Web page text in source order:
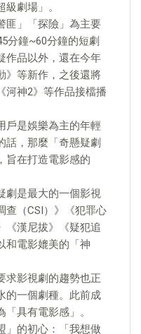
劇場」。
匪」「探險」為主要
分鐘~60分鐘的短劇
作品以外，還在今年
》等新作，之後還將
河神2》等作品接檔播
戶是娛樂為主的年輕
話，那麼「奇懸疑劇
旨在打造電影感的
劇是最大的一個影視
查（CSI）》《犯罪心
《漢尼拔》《疑犯追
和電影媲美的「神
求影視劇的趨勢也正
的一個劇種。此前成
具有電影感」。
」的初心：「我想做